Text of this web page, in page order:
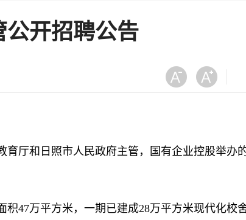
公开招聘公告
和日照市人民政府主管，国有企业控股举办
万平方米，一期已建成28万平方米现代化校